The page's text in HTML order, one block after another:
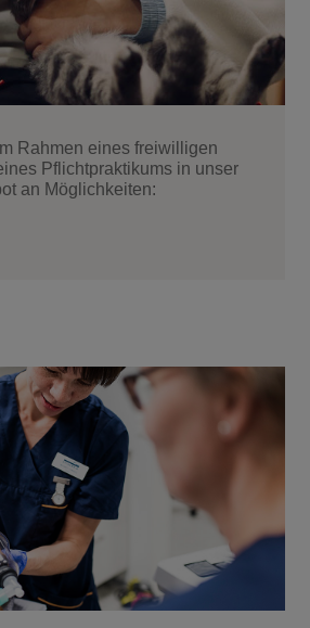
Rahmen eines freiwilligen
Pflichtpraktikums in unser
an Möglichkeiten: